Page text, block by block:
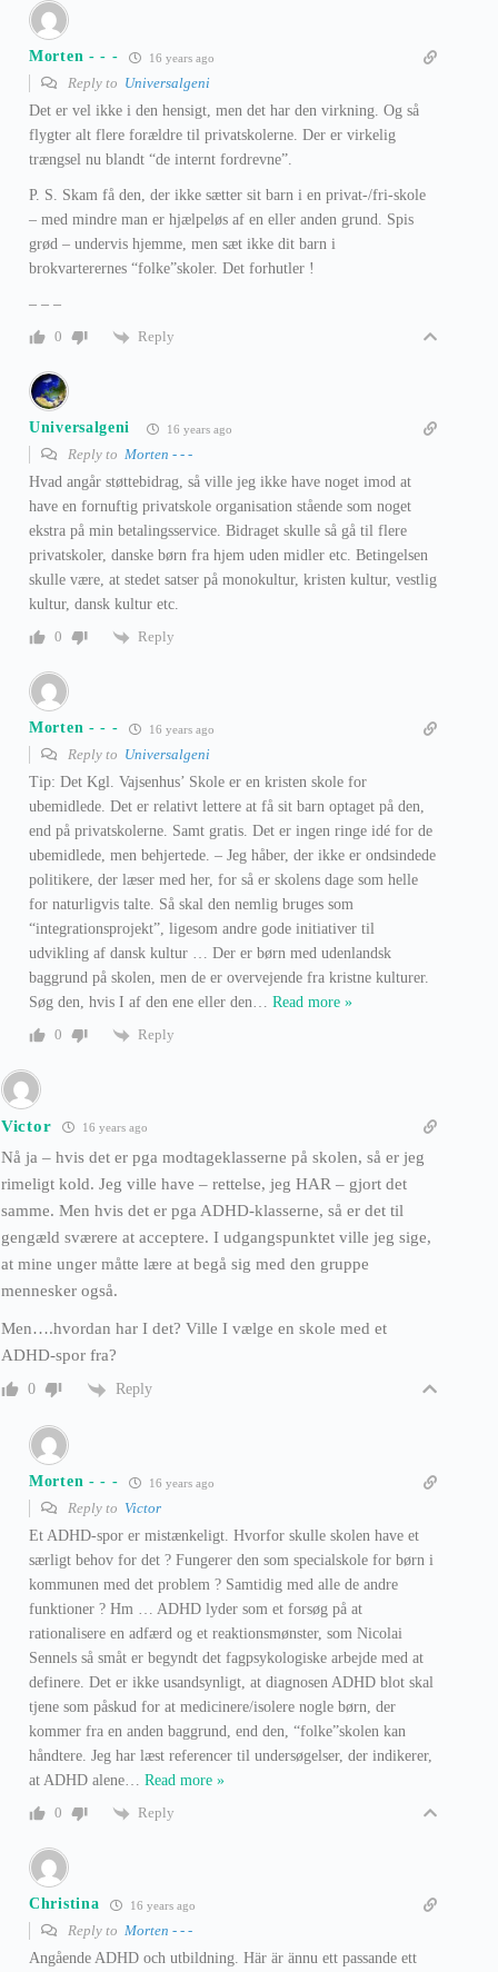
Morten - - - 16 years ago
Reply to Universalgeni
Det er vel ikke i den hensigt, men det har den virkning. Og så
flygter alt flere forældre til privatskolerne. Der er virkelig
trængsel nu blandt “de internt fordrevne”.
P. S. Skam få den, der ikke sætter sit barn i en privat-/fri-skole
– med mindre man er hjælpeløs af en eller anden grund. Spis
grød – undervis hjemme, men sæt ikke dit barn i
brokvarterernes “folke”skoler. Det forhutler !
– – –
0
Reply
Universalgeni 16 years ago
Reply to Morten - - -
Hvad angår støttebidrag, så ville jeg ikke have noget imod at
have en fornuftig privatskole organisation stående som noget
ekstra på min betalingsservice. Bidraget skulle så gå til flere
privatskoler, danske børn fra hjem uden midler etc. Betingelsen
skulle være, at stedet satser på monokultur, kristen kultur, vestlig
kultur, dansk kultur etc.
0
Reply
Morten - - - 16 years ago
Reply to Universalgeni
Tip: Det Kgl. Vajsenhus’ Skole er en kristen skole for
ubemidlede. Det er relativt lettere at få sit barn optaget på den,
end på privatskolerne. Samt gratis. Det er ingen ringe idé for de
ubemidlede, men behjertede. – Jeg håber, der ikke er ondsindede
politikere, der læser med her, for så er skolens dage som helle
for naturligvis talte. Så skal den nemlig bruges som
“integrationsprojekt”, ligesom andre gode initiativer til
udvikling af dansk kultur … Der er børn med udenlandsk
baggrund på skolen, men de er overvejende fra kristne kulturer.
Søg den, hvis I af den ene eller den
Read more »
0
Reply
Victor 16 years ago
Nå ja – hvis det er pga modtageklasserne på skolen, så er jeg
rimeligt kold. Jeg ville have – rettelse, jeg HAR – gjort det
samme. Men hvis det er pga ADHD-klasserne, så er det til
gengæld sværere at acceptere. I udgangspunktet ville jeg sige,
at mine unger måtte lære at begå sig med den gruppe
mennesker også.
Men….hvordan har I det? Ville I vælge en skole med et
ADHD-spor fra?
0 Reply
Morten - - - 16 years ago
Reply to Victor
Et ADHD-spor er mistænkeligt. Hvorfor skulle skolen have et
særligt behov for det ? Fungerer den som specialskole for børn i
kommunen med det problem ? Samtidig med alle de andre
funktioner ? Hm … ADHD lyder som et forsøg på at
rationalisere en adfærd og et reaktionsmønster, som Nicolai
Sennels så småt er begyndt det fagpsykologiske arbejde med at
definere. Det er ikke usandsynligt, at diagnosen ADHD blot skal
tjene som påskud for at medicinere/isolere nogle børn, der
kommer fra en anden baggrund, end den, “folke”skolen kan
håndtere. Jeg har læst referencer til undersøgelser, der indikerer,
at ADHD alene
Read more »
0
Reply
Christina 16 years ago
Reply to Morten - - -
Angående ADHD och utbildning. Här är ännu ett passande ett